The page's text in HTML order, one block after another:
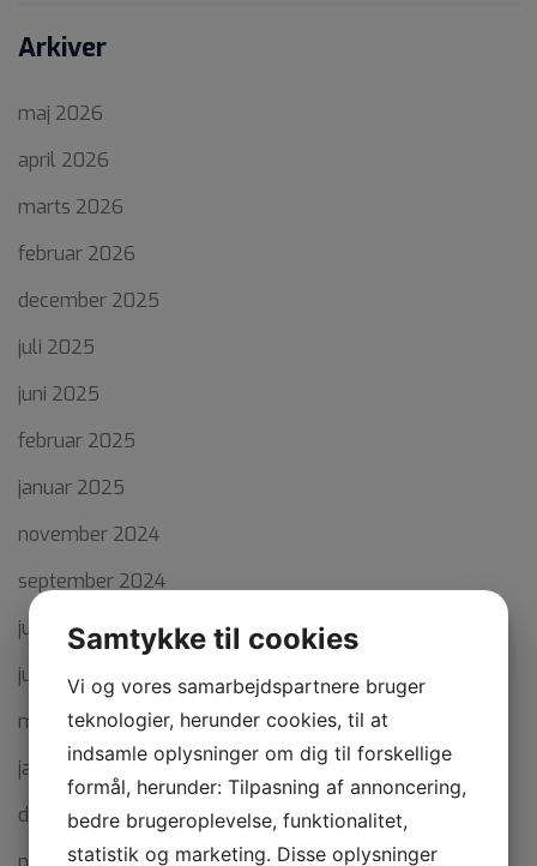
Arkiver
maj 2026
april 2026
marts 2026
februar 2026
december 2025
juli 2025
juni 2025
februar 2025
januar 2025
november 2024
september 2024
juli 2024
juni 2024
maj 2024
januar 2024
december 2023
Samtykke til cookies
Vi og vores samarbejdspartnere bruger
teknologier, herunder cookies, til at
indsamle oplysninger om dig til forskellige
formål, herunder: Tilpasning af annoncering,
bedre brugeroplevelse, funktionalitet,
statistik og marketing. Disse oplysninger